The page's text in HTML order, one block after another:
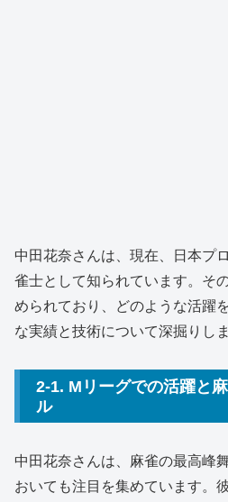
中田花奈さんは、現在、日本プ
雀士として知られています。そ
められており、どのような活躍
な実績と技術について深掘りしま
2-1. Mリーグでの活躍と
ル
中田花奈さんは、麻雀の最高峰
おいても注目を集めています。